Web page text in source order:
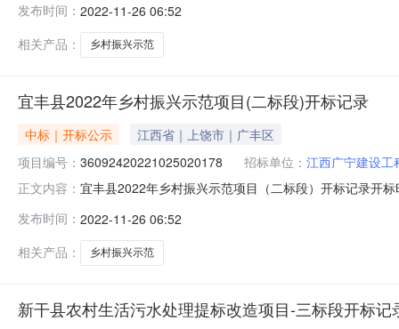
间:ThuNov2420:27:38CST2022,投标人名称:江西雯超建
发布时间： 2022-11-26 06:52
相关产品：
乡村振兴示范
宜丰县2022年乡村振兴示范项目(二标段)开标记录
中标｜开标公示
江西省｜上饶市｜广丰区
项目编号： 36092420221025020178 招标单位： 江西广宁建设工
正文内容： 宜丰县2022年乡村振兴示范项目（二标段）开标记录开
间:ThuNov2415:50:39CST2022,投标人名称:宜丰县昌宏
发布时间： 2022-11-26 06:52
相关产品：
乡村振兴示范
新干县农村生活污水处理提标改造项目-三标段开标记